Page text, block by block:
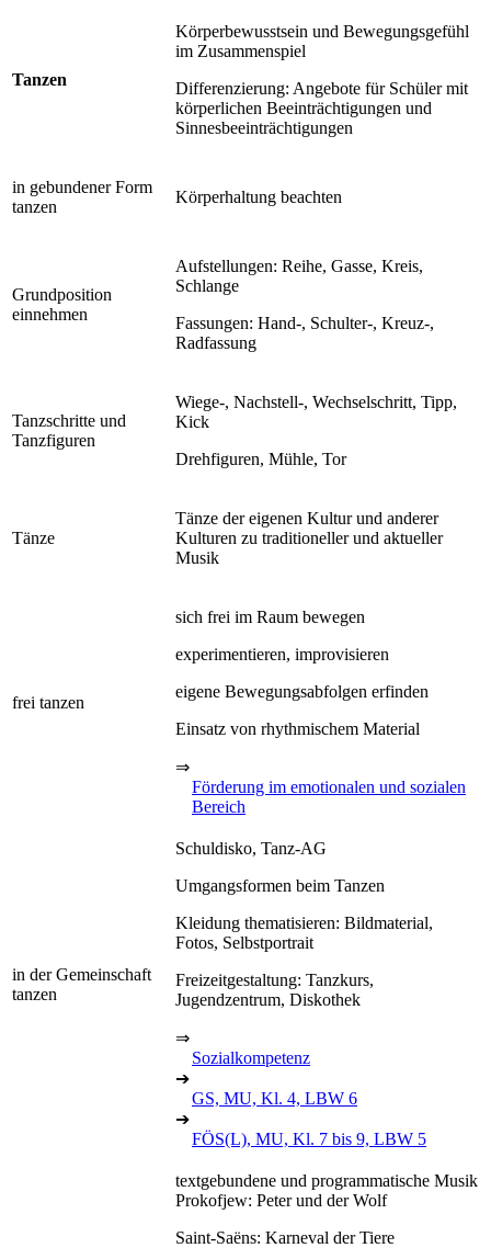
Tanzen
Körperbewusstsein und Bewegungsgefühl
im Zusammenspiel
Differenzierung: Angebote für Schüler mit
körperlichen Beeinträchtigungen und
Sinnesbeeinträchtigungen
in gebundener Form
tanzen
Körperhaltung beachten
Grundposition
einnehmen
Aufstellungen: Reihe, Gasse, Kreis,
Schlange
Fassungen: Hand-, Schulter-, Kreuz-,
Radfassung
Tanzschritte und
Tanzfiguren
Wiege-, Nachstell-, Wechselschritt, Tipp,
Kick
Drehfiguren, Mühle, Tor
Tänze
Tänze der eigenen Kultur und anderer
Kulturen zu traditioneller und aktueller
Musik
frei tanzen
sich frei im Raum bewegen
experimentieren, improvisieren
eigene Bewegungsabfolgen erfinden
Einsatz von rhythmischem Material
⇒
Förderung im emotionalen und sozialen
Bereich
in der Gemeinschaft
tanzen
Schuldisko, Tanz-AG
Umgangsformen beim Tanzen
Kleidung thematisieren: Bildmaterial,
Fotos, Selbstportrait
Freizeitgestaltung: Tanzkurs,
Jugendzentrum, Diskothek
⇒
Sozialkompetenz
➔
GS, MU, Kl. 4, LBW 6
➔
FÖS(L), MU, Kl. 7 bis 9, LBW 5
textgebundene und programmatische Musik
Prokofjew: Peter und der Wolf
Saint-Saëns: Karneval der Tiere